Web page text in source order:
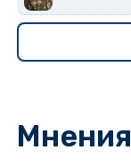
Мнения